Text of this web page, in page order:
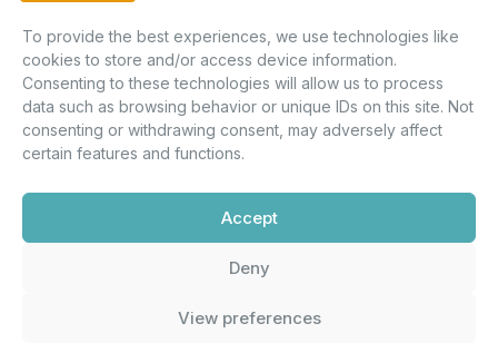
To provide the best experiences, we use technologies like
cookies to store and/or access device information.
Consenting to these technologies will allow us to process
data such as browsing behavior or unique IDs on this site. Not
consenting or withdrawing consent, may adversely affect
certain features and functions.
Accept
Deny
View preferences
Οδός Αριστείδου 1,
Κηφισιά Τ.Κ. 14561
Πρίντσιου – Corporate
Secretary & Investor
Relations – Τμήμα
Μετοχολογίου –
Ανακοινώσεων
m.printsiou@andromeda.eu